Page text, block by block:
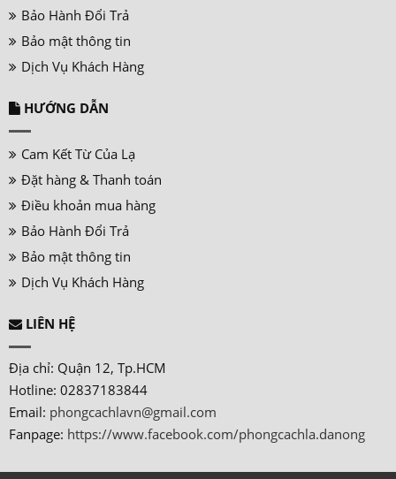
Bảo Hành Đổi Trả
Bảo mật thông tin
Dịch Vụ Khách Hàng
HƯỚNG DẪN
Cam Kết Từ Của Lạ
Đặt hàng & Thanh toán
Điều khoản mua hàng
Bảo Hành Đổi Trả
Bảo mật thông tin
Dịch Vụ Khách Hàng
LIÊN HỆ
Địa chỉ: Quận 12, Tp.HCM
Hotline: 02837183844
Email: phongcachlavn@gmail.com
Fanpage: https://www.facebook.com/phongcachla.danong